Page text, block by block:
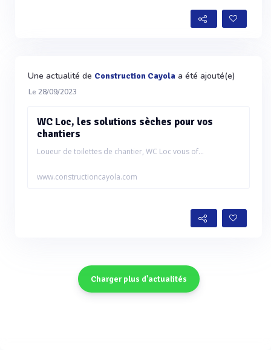
Une actualité de Construction Cayola a été ajouté(e)
Le 28/09/2023
WC Loc, les solutions sèches pour vos
chantiers
Loueur de toilettes de chantier, WC Loc vous of...
www.constructioncayola.com
Charger plus d'actualités